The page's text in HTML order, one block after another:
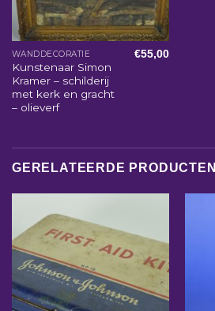
WANDDECORATIE
Kunstenaar Simon
Kramer – schilderij
met kerk en gracht
– olieverf
€55,00
GERELATEERDE PRODUCTEN